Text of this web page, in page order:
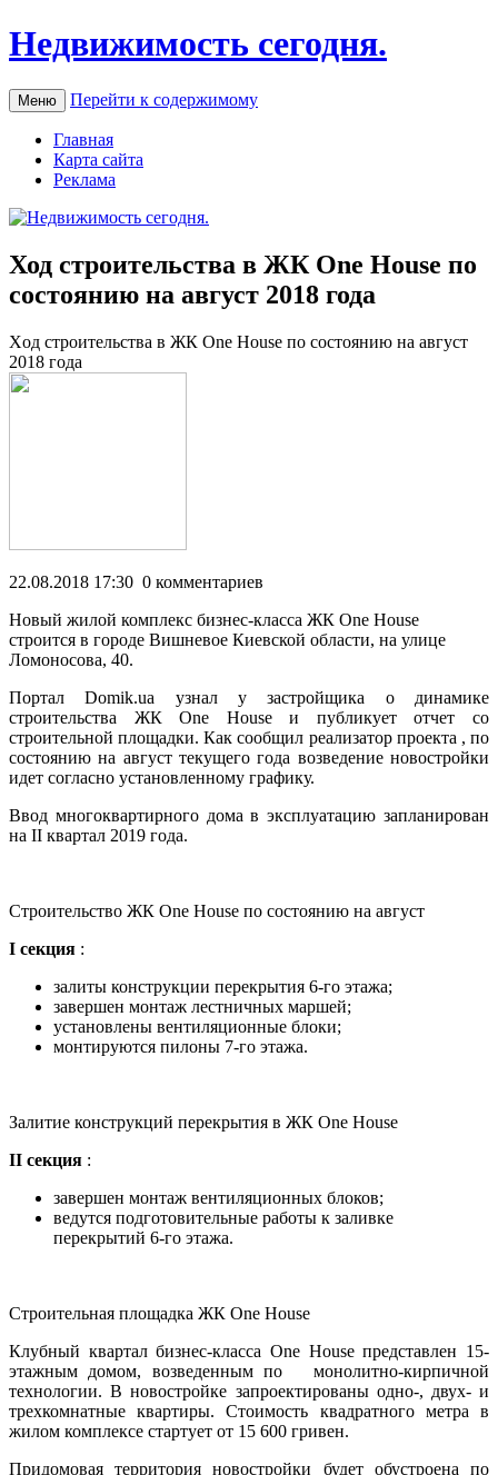
Недвижимость сегодня.
Меню Перейти к содержимому
Главная
Карта сайта
Реклама
Ход строительства в ЖК One House по
состоянию на август 2018 года
Xoд стрoитeльствa в ЖК One House пo состоянию на август
2018 года
22.08.2018 17:30 0 комментариев
Новый жилой комплекс бизнес-класса ЖК One House
строится в городе Вишневое Киевской области, на улице
Ломоносова, 40.
Портал Domik.ua узнал у застройщика о динамике
строительства ЖК One House и публикует отчет со
строительной площадки. Как сообщил реализатор проекта , по
состоянию на август текущегогода возведение новостройки
идет согласно установленному графику.
Ввод многоквартирного дома в эксплуатацию запланирован
на ІІ квартал 2019 года.
Строительство ЖК One House по состоянию на август
I секция :
залиты конструкции перекрытия 6-го этажа;
завершен монтаж лестничных маршей;
установлены вентиляционные блоки;
монтируются пилоны 7-го этажа.
Залитие конструкций перекрытия в ЖК One House
II секция :
завершен монтаж вентиляционных блоков;
ведутся подготовительные работы к заливке
перекрытий 6-го этажа.
Строительная площадка ЖК One House
Клубный квартал бизнес-класса One House представлен 15-
этажным домом, возведенным по монолитно-кирпичной
технологии. В новостройке запроектированы одно-, двух- и
трехкомнатные квартиры. Стоимость квадратного метра в
жилом комплексе стартует от 15 600 гривен.
Придомовая территория новостройки будет обустроена по